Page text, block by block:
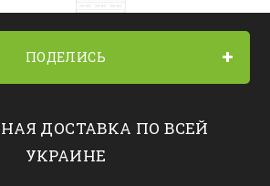
ПОДЕЛИСЬ
ДОСТАВКА ПО ВСЕЙ
УКРАИНЕ